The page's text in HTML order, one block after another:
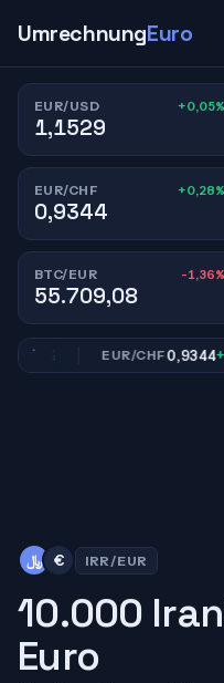
UmrechnungEuro
EUR/USD +0,05%
1,1529
EUR/CHF +0,28%
0,9344
BTC/EUR -1,36%
55.709,08
EUR/CHF0,9344
﷼ € IRR/EUR
10.000
Euro